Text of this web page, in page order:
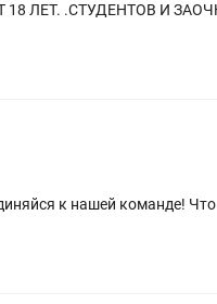
к нашей команде! Что